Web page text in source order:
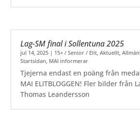
Lag-SM final i Sollentuna 2025
jul 14, 2025 | 15+ / Senior / Elit,Aktuellt,
Startsidan, MAI informerar
Tjejerna endast en poäng från
MAI ELITBLOGGEN! Fler bilder från
Thomas Leandersson